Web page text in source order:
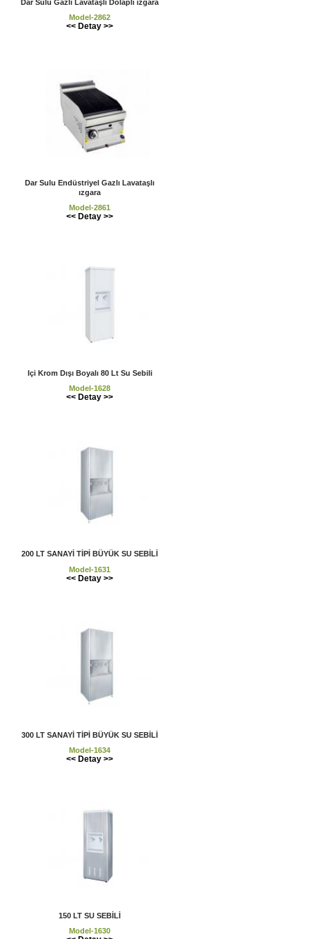
Dar Sulu Gazlı Lavataşlı Dolaplı ızgara
Model-2862
<< Detay >>
Dar Sulu Endüstriyel Gazlı Lavataşlı
ızgara
Model-2861
<< Detay >>
Içi Krom Dışı Boyalı 80 Lt Su Sebili
Model-1628
<< Detay >>
200 LT SANAYİ TİPİ BÜYÜK SU SEBİLİ
Model-1631
<< Detay >>
300 LT SANAYİ TİPİ BÜYÜK SU SEBİLİ
Model-1634
<< Detay >>
150 LT SU SEBİLİ
Model-1630